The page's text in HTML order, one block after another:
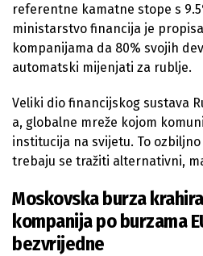
referentne kamatne stope s
ministarstvo financija je
kompanijama da 80% svojih
automatski mijenjati za rublje.
Veliki dio financijskog sustava
a, globalne mreže kojom
institucija na svijetu. To
trebaju se tražiti alternativni,
Moskovska burza
kompanija po burzama
bezvrijedne